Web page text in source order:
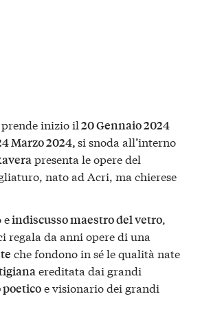
prende inizio il20 Gennaio 2024
Marzo 2024,si snoda all’interno
presenta le opere del
nato ad Acri, ma chierese
eindiscusso maestro del vetro,
regala da anni opere di una
che fondono in sé le qualità nate
ereditata dai grandi
poeticoe visionario dei grandi